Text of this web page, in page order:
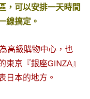
，可以安排一天時間
線搞定。
高級購物中心，也
東京『銀座GINZA』
日本的地方。